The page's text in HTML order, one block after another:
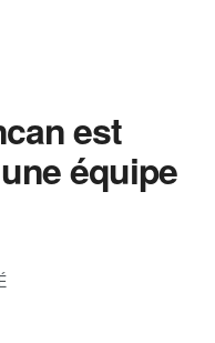
est
équipe